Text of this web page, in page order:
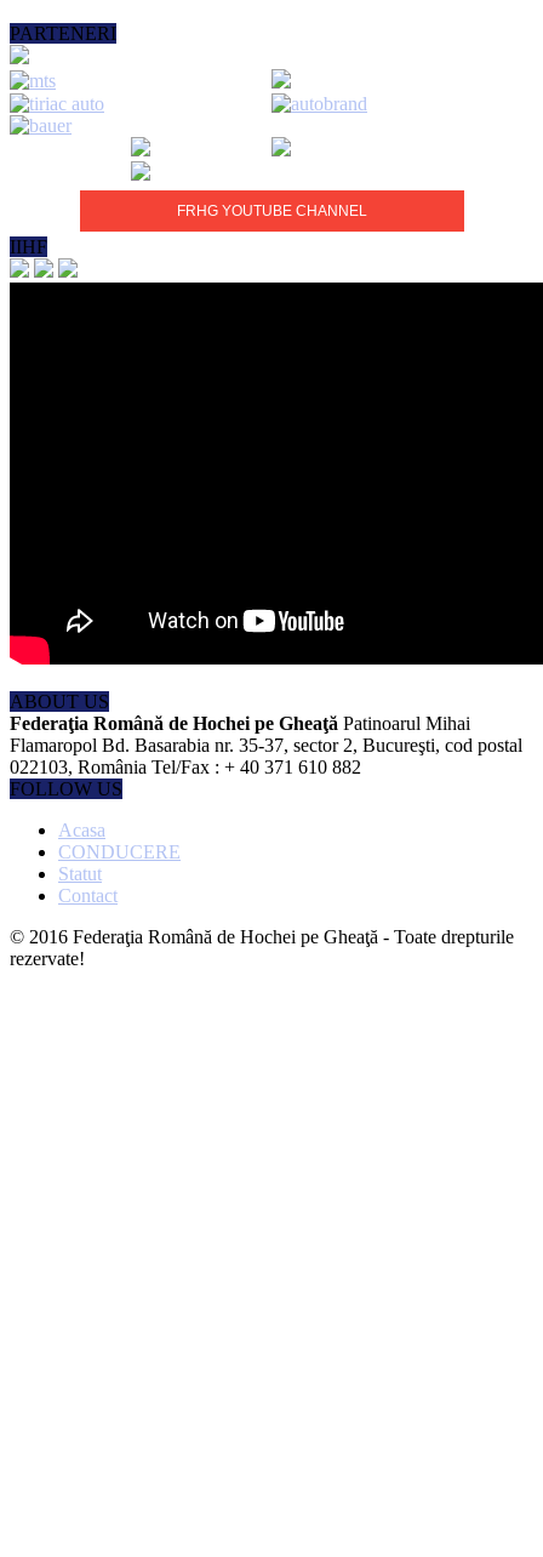
PARTENERI
FRHG YOUTUBE CHANNEL
IIHF
ABOUT US
Federaţia Română de Hochei pe Gheaţă Patinoarul Mihai
Flamaropol Bd. Basarabia nr. 35-37, sector 2, Bucureşti, cod postal
022103, România Tel/Fax : + 40 371 610 882
FOLLOW US
Acasa
CONDUCERE
Statut
Contact
© 2016 Federaţia Română de Hochei pe Gheaţă - Toate drepturile
rezervate!